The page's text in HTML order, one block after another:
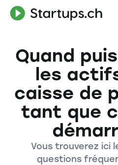
Quand
les
caisse de
tant que
Vous trouverez ici
questions